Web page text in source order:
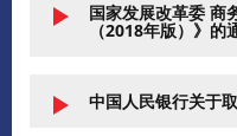
国家发展改革委 商
（2018年版）》的
中国人民银行关于